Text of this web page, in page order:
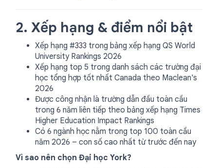
2. Xếp hạng & điểm nổi bật
Xếp hạng #333 trong bảng xếp hạng QS World
University Rankings 2026
Xếp hạng top 5 trong danh sách các trường đại
học tổng hợp tốt nhất Canada theo Maclean's
2026
Được công nhận là trường dẫn đầu toàn cầu
trong 6 năm liên tiếp theo bảng xếp hạng Times
Higher Education Impact Rankings
Có 6 ngành học nằm trong top 100 toàn cầu
năm 2026 – con số cao nhất từ trước đến nay
Vì sao nên chọn Đại học York?